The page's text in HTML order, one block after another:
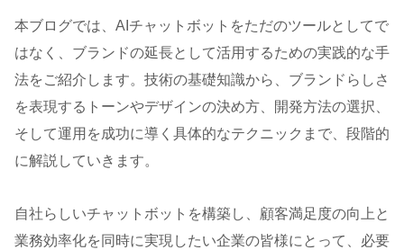
本ブログでは、AIチャットボットをただのツールとしてで
はなく、ブランドの延長として活用するための実践的な手
法をご紹介します。技術の基礎知識から、ブランドらしさ
を表現するトーンやデザインの決め方、開発方法の選択、
そして運用を成功に導く具体的なテクニックまで、段階的
に解説していきます。
自社らしいチャットボットを構築し、顧客満足度の向上と
業務効率化を同時に実現したい企業の皆様にとって、必要